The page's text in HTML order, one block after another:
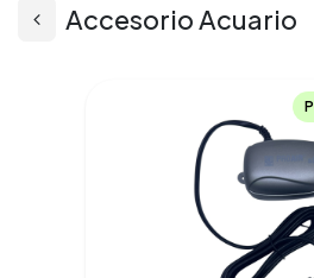
Accesorio Acuario